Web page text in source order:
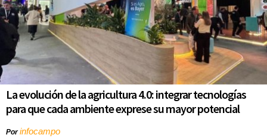
La evolución de la agricultura 4.0: integrar tecnologías
para que cada ambiente exprese su mayor potencial
Porinfocampo